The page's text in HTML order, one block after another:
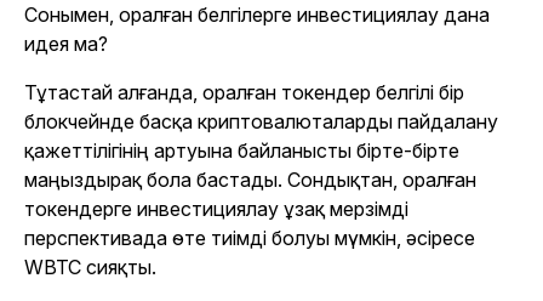
Сонымен, оралған белгілерге инвестициялау дана
идея ма?
Тұтастай алғанда, оралған токендер белгілі бір
блокчейнде басқа криптовалюталарды пайдалану
қажеттілігінің артуына байланысты бірте-бірте
маңыздырақ бола бастады. Сондықтан, оралған
токендерге инвестициялау ұзақ мерзімді
перспективада өте тиімді болуы мүмкін, әсіресе
WBTC сияқты.